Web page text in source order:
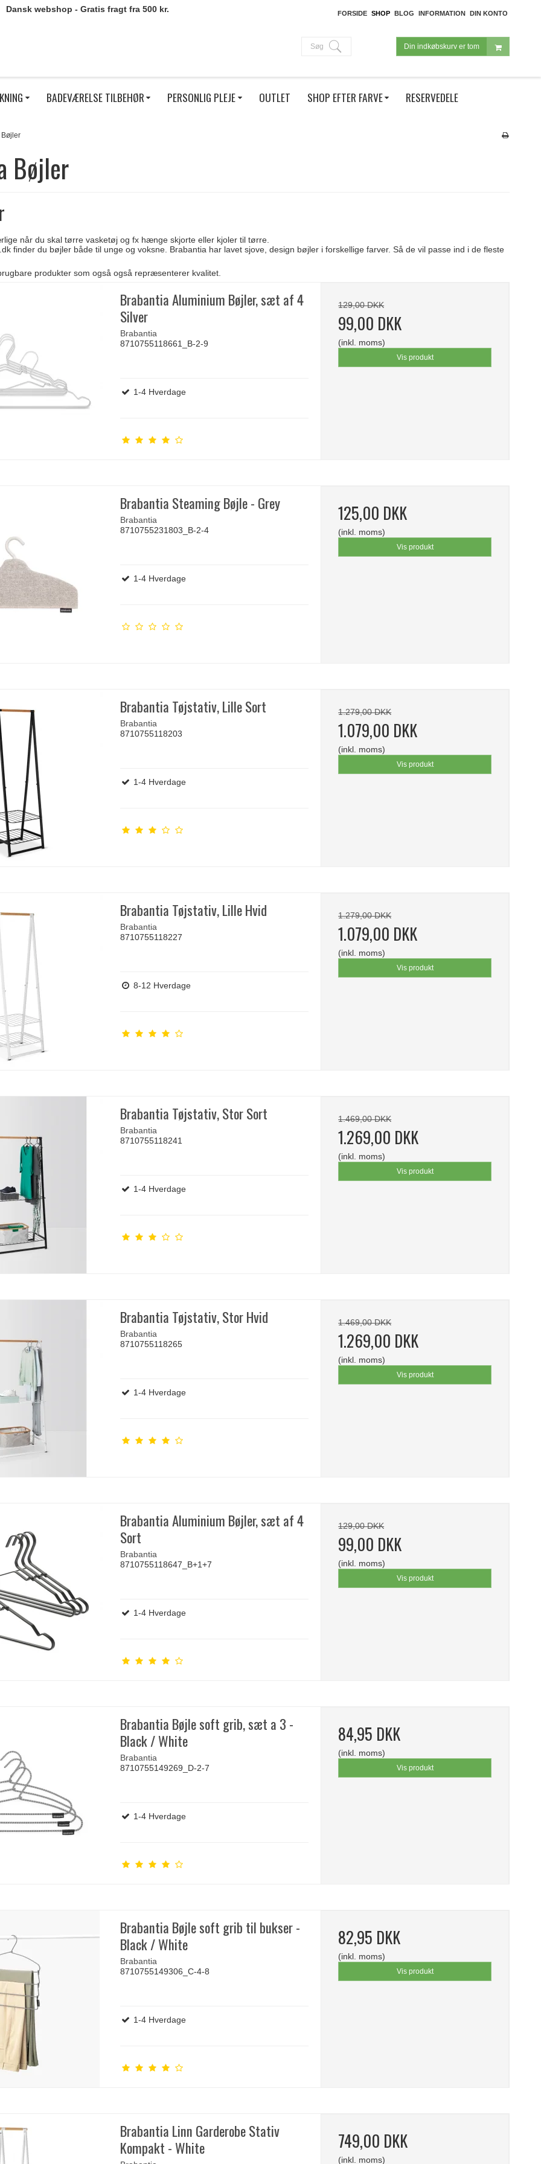
Dansk webshop - Gratis fragt fra 500 kr. FORSIDE SHOP BLOG INFORMATION DIN KONTO
Din indkøbskurv er tom
Søg
BADEVÆRELSE TILBEHØR PERSONLIG PLEJE OUTLET SHOP EFTER FARVE RESERVEDELE
Bøjler
når du skal tørre vasketøj og fx hænge skjorte eller kjoler til tørre.
finder du bøjler både til unge og voksne. Brabantia har lavet sjove, design bøjler i forskellige farver. Så de vil passe ind i de fleste
produkter som også også repræsenterer kvalitet.
Brabantia Aluminium Bøjler, sæt af 4
Silver
Brabantia
8710755118661_B-2-9
1-4 Hverdage
129,00 DKK
99,00 DKK
(inkl. moms)
Vis produkt
Brabantia Steaming Bøjle - Grey
Brabantia
8710755231803_B-2-4
1-4 Hverdage
125,00 DKK
(inkl. moms)
Vis produkt
Brabantia Tøjstativ, Lille Sort
Brabantia
8710755118203
1-4 Hverdage
1.279,00 DKK
1.079,00 DKK
(inkl. moms)
Vis produkt
Brabantia Tøjstativ, Lille Hvid
Brabantia
8710755118227
8-12 Hverdage
1.279,00 DKK
1.079,00 DKK
(inkl. moms)
Vis produkt
Brabantia Tøjstativ, Stor Sort
Brabantia
8710755118241
1-4 Hverdage
1.469,00 DKK
1.269,00 DKK
(inkl. moms)
Vis produkt
Brabantia Tøjstativ, Stor Hvid
Brabantia
8710755118265
1-4 Hverdage
1.469,00 DKK
1.269,00 DKK
(inkl. moms)
Vis produkt
Brabantia Aluminium Bøjler, sæt af 4
Sort
Brabantia
8710755118647_B+1+7
1-4 Hverdage
129,00 DKK
99,00 DKK
(inkl. moms)
Vis produkt
Brabantia Bøjle soft grib, sæt a 3 -
Black / White
Brabantia
8710755149269_D-2-7
1-4 Hverdage
84,95 DKK
(inkl. moms)
Vis produkt
Brabantia Bøjle soft grib til bukser -
Black / White
Brabantia
8710755149306_C-4-8
1-4 Hverdage
82,95 DKK
(inkl. moms)
Vis produkt
Brabantia Linn Garderobe Stativ
Kompakt - White
749,00 DKK
(inkl. moms)